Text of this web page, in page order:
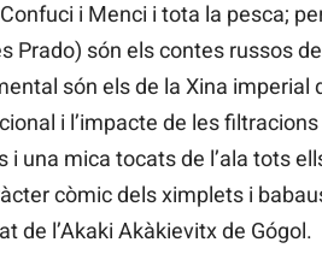
i Menci i tota la pesca;
Prado) són els contes russos
són els de la Xina imperial
i l’impacte de les
una mica tocats de l’ala tots
còmic dels ximplets i
de l’Akaki Akàkievitx de Gógol.